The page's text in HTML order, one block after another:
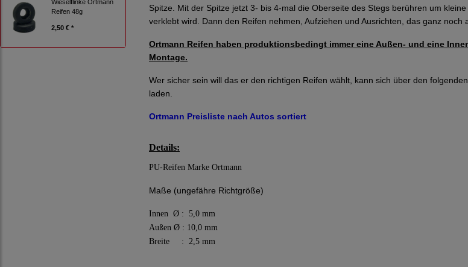
Wieselflinke Ortmann
Reifen 48g
2,50 € *
Spitze. Mit der Spitze jetzt 3- bis 4-mal die Oberseite des Stegs berühren um
verklebt wird. Dann den Reifen nehmen, Aufziehen und Ausrichten, das ganz noch
Ortmann Reifen haben produktionsbedingt immer eine Außen- und eine
Montage.
Wer sicher sein will das er den richtigen Reifen wählt, kann sich über den
laden.
Ortmann Preisliste nach Autos sortiert
Details:
PU-Reifen Marke Ortmann
Maße (ungefähre Richtgröße)
Innen Ø : 5,0 mm
Außen Ø : 10,0 mm
Breite : 2,5 mm